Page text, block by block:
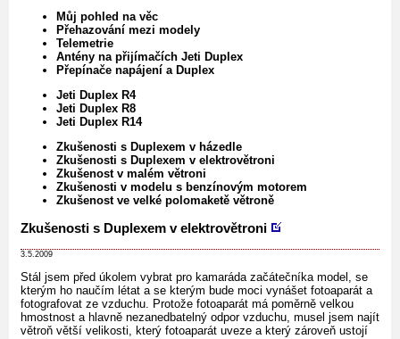
Můj pohled na věc
Přehazování mezi modely
Telemetrie
Antény na přijímačích Jeti Duplex
Přepínače napájení a Duplex
Jeti Duplex R4
Jeti Duplex R8
Jeti Duplex R14
Zkušenosti s Duplexem v házedle
Zkušenosti s Duplexem v elektrovětroni
Zkušenost v malém větroni
Zkušenosti v modelu s benzínovým motorem
Zkušenost ve velké polomaketě větroně
Zkušenosti s Duplexem v elektrovětroni
3.5.2009
Stál jsem před úkolem vybrat pro kamaráda začátečníka model, se
kterým ho naučím létat a se kterým bude moci vynášet fotoaparát a
fotografovat ze vzduchu. Protože fotoaparát má poměrně velkou
hmostnost a hlavně nezanedbatelný odpor vzduchu, musel jsem najít
větroň větší velikosti, který fotoaparát uveze a který zároveň ustojí